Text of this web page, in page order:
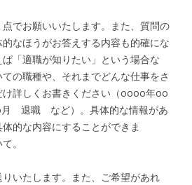
でお願いいたします。また、質問の
なほうがお答えする内容も的確にな
「適職が知りたい」という場合な
の職種や、それまでどんな仕事をさ
詳しくお書きください（oooo年oo
職 など）。具体的な情報があ
的な内容にすることができま
。
いたします。また、ご希望があれ